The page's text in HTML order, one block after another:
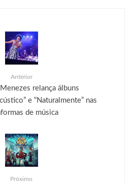
Anterior
relança álbuns
e “Naturalmente” nas
de música
Próximo